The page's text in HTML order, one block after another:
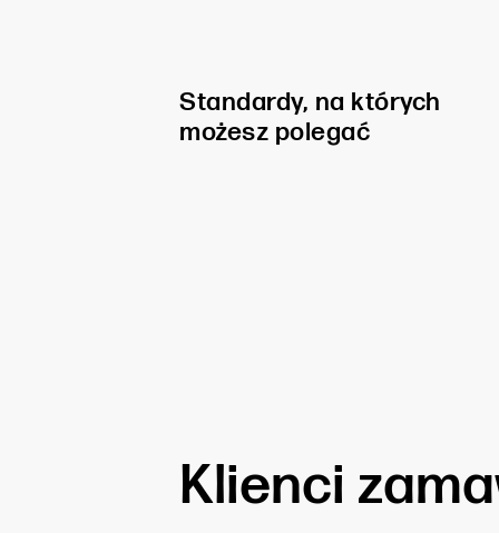
Standardy, na których
możesz polegać
Klienci